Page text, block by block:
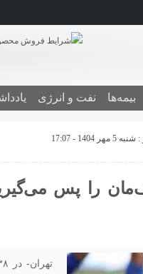
بیمه‌ها نفت و انرژی
1404 - 17:07
را پس